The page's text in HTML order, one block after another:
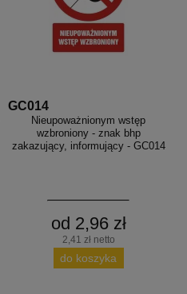
GC014
Nieupoważnionym wstęp
wzbroniony - znak bhp
zakazujący, informujący - GC014
od 2,96 zł
2,41 zł netto
do koszyka